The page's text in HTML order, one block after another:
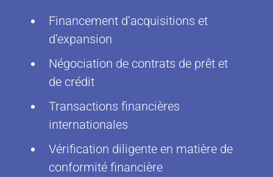
Financement d’acquisitions et
d’expansion
Négociation de contrats de prêt et
de crédit
Transactions financières
internationales
Vérification diligente en matière de
conformité financière